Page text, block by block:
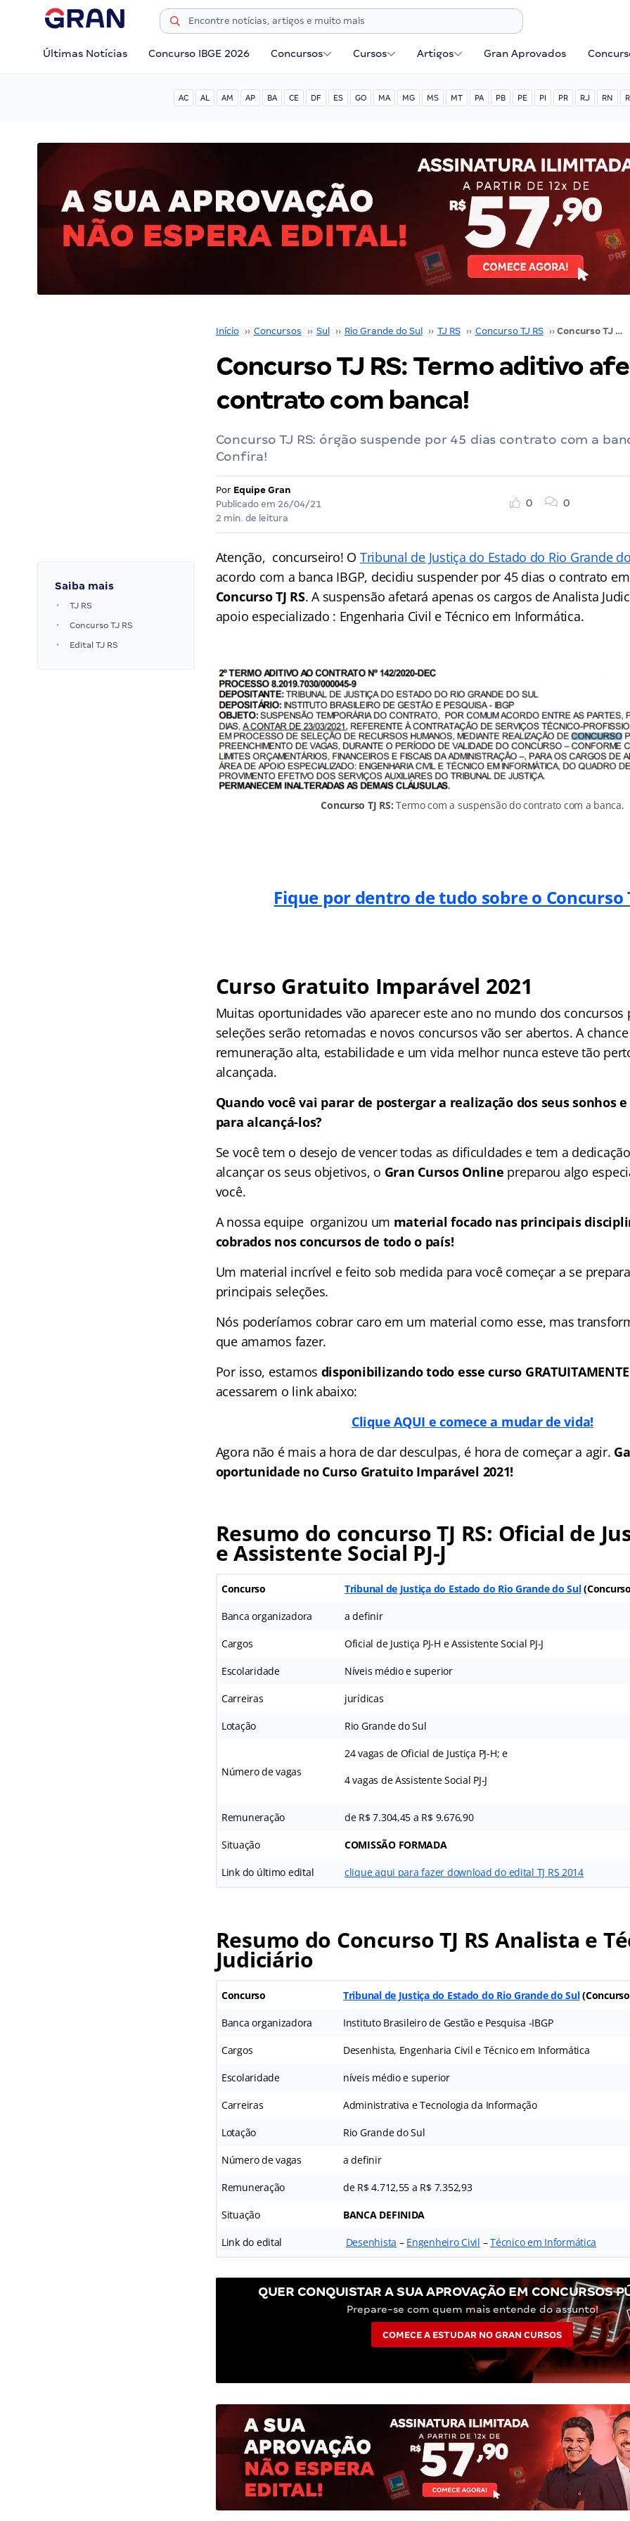
Últimas Notícias Concurso IBGE 2026 Concursos Cursos Artigos Gran Aprovados
AC AL AM AP BA CE DF ES GO MA MG MS MT PA PB PE PI PR RJ RN
Início ›› Concursos ›› Sul ›› Rio Grande do Sul ›› TJ RS ›› Concurso TJ RS ›› Concurso TJ RS: Termo aditivo afeta contrato com banca!
Concurso TJ RS: Termo aditivo
contrato com banca!
Concurso TJ RS: órgão suspende por 45 dias contrato com a
Confira!
Por Equipe Gran
Publicado em 26/04/21
2 min. de leitura
0 0
Saiba mais
TJ RS
Concurso TJ RS
Edital TJ RS
Atenção, concurseiro! O Tribunal de Justiça do Estado do Rio Grande
acordo com a banca IBGP, decidiu suspender por 45 dias o contrato
Concurso TJ RS. A suspensão afetará apenas os cargos de Analista
apoio especializado : Engenharia Civil e Técnico em Informática.
Concurso TJ RS: Termo com a suspensão do contrato com a banca.
Fique por dentro de tudo sobre o Concurso
Curso Gratuito Imparável 2021
Muitas oportunidades vão aparecer este ano no mundo dos concursos
seleções serão retomadas e novos concursos vão ser abertos. A
remuneração alta, estabilidade e um vida melhor nunca esteve tão
alcançada.
Quando você vai parar de postergar a realização dos seus sonhos
para alcançá-los?
Se você tem o desejo de vencer todas as dificuldades e tem a
alcançar os seus objetivos, o Gran Cursos Online preparou algo
você.
A nossa equipe organizou um material focado nas principais
cobrados nos concursos de todo o país!
Um material incrível e feito sob medida para você começar a se
principais seleções.
Nós poderíamos cobrar caro em um material como esse, mas
que amamos fazer.
Por isso, estamos disponibilizando todo esse curso GRATUITAMENTE
acessarem o link abaixo:
Clique AQUI e comece a mudar de vida!
Agora não é mais a hora de dar desculpas, é hora de começar a agir.
oportunidade no Curso Gratuito Imparável 2021!
Resumo do concurso TJ RS: Oficial de
e Assistente Social PJ-J
Concurso Tribunal de Justiça do Estado do Rio Grande do Sul(
Banca organizadora a definir
Cargos Oficial de Justiça PJ-H e Assistente Social PJ-J
Escolaridade Níveis médio e superior
Carreiras jurídicas
Lotação Rio Grande do Sul
Número de vagas
24 vagas de Oficial de Justiça PJ-H; e
4 vagas de Assistente Social PJ-J
Remuneração de R$ 7.304,45 a R$ 9.676,90
Situação COMISSÃO FORMADA
Link do último edital clique aqui para fazer download do edital TJ RS 2014
Resumo do Concurso TJ RS Analista e
Judiciário
Concurso Tribunal de Justiça do Estado do Rio Grande do Sul(Concurso
Banca organizadora Instituto Brasileiro de Gestão e Pesquisa -IBGP
Cargos Desenhista, Engenharia Civil e Técnico em Informática
Escolaridade níveis médio e superior
Carreiras Administrativa e Tecnologia da Informação
Lotação Rio Grande do Sul
Número de vagas a definir
Remuneração de R$ 4.712,55 a R$ 7.352,93
Situação BANCA DEFINIDA
Link do edital Desenhista – Engenheiro Civil –Técnico em Informática
QUER CONQUISTAR A SUA APROVAÇÃO EM CONCURSOS
Prepare-se com quem mais entende do assunto!
COMECE A ESTUDAR NO GRAN CURSOS